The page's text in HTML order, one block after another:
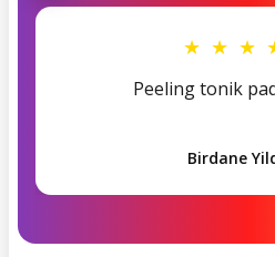
★ ★ ★
Peeling tonik
Birdane